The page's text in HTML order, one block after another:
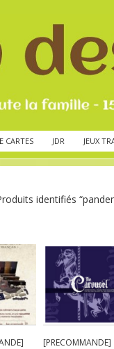
CARTES JDR JEUX
identifiés
[PRECOMMANDE]